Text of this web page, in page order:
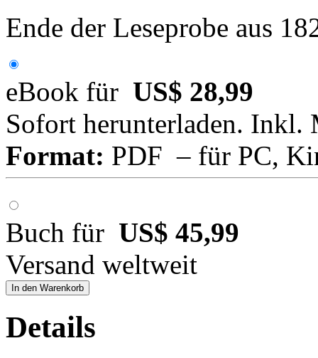
Ende der Leseprobe aus
eBook für US$ 28,99
Sofort herunterladen. Inkl.
Format: PDF – für PC,
Buch für US$ 45,99
Versand weltweit
In den Warenkorb
Details